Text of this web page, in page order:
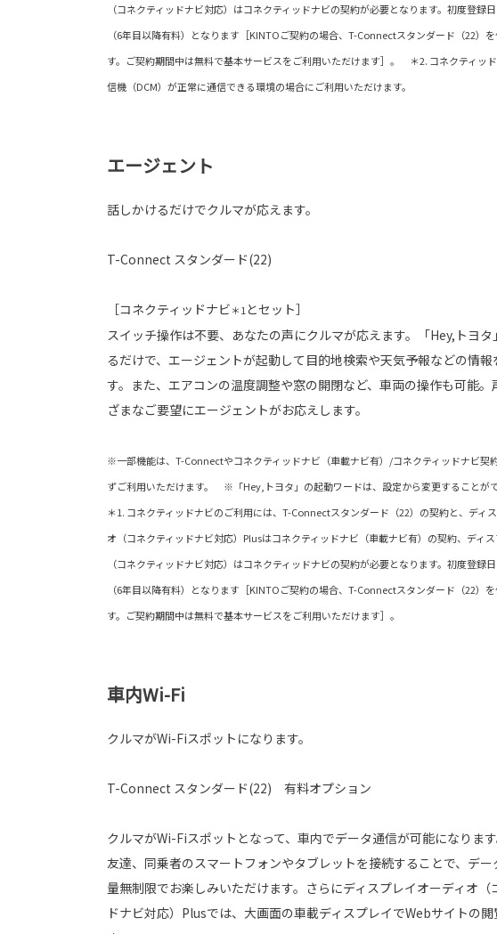
（コネクティッドナビ対応）はコネクティッドナビの契約が必要となります。初度登録
（6年目以降有料）となります［KINTOご契約の場合、T-Connectスタンダード（22）
す。ご契約期間中は無料で基本サービスをご利用いただけます］。 ＊2. コネクティッ
信機（DCM）が正常に通信できる環境の場合にご利用いただけます。
エージェント
話しかけるだけでクルマが応えます。
T-Connect スタンダード(22)
［コネクティッドナビ＊1 とセット］
スイッチ操作は不要、あなたの声にクルマが応えます。「Hey,トヨ
るだけで、エージェントが起動して目的地検索や天気予報などの情報
す。また、エアコンの温度調整や窓の開閉など、車両の操作も可能。
ざまなご要望にエージェントがお応えします。
※一部機能は、T-Connectやコネクティッドナビ（車載ナビ有）/コネクティッドナビ契
ずご利用いただけます。 ※「Hey,トヨタ」の起動ワードは、設定から変更することがで
＊1. コネクティッドナビのご利用には、T-Connectスタンダード（22）の契約と、ディ
オ（コネクティッドナビ対応）Plusはコネクティッドナビ（車載ナビ有）の契約、ディ
（コネクティッドナビ対応）はコネクティッドナビの契約が必要となります。初度登録
（6年目以降有料）となります［KINTOご契約の場合、T-Connectスタンダード（22）
す。ご契約期間中は無料で基本サービスをご利用いただけます］。
車内Wi-Fi
クルマがWi-Fiスポットになります。
T-Connect スタンダード(22) 有料オプション
クルマがWi-Fiスポットとなって、車内でデータ通信が可能になりま
友達、同乗者のスマートフォンやタブレットを接続することで、デー
量無制限でお楽しみいただけます。さらにディスプレイオーディオ（
ドナビ対応）Plusでは、大画面の車載ディスプレイでWebサイトの